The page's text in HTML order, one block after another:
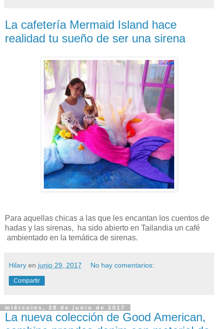
La cafetería Mermaid Island hace
realidad tu sueño de ser una sirena
Para aquellas chicas a las que les encantan los cuentos de
hadas y las sirenas, ha sido abierto en Tailandia un café
ambientado en la temática de sirenas.
Hilary en junio 29, 2017 No hay comentarios:
Compartir
miércoles, 28 de junio de 2017
La nueva colección de Good American,